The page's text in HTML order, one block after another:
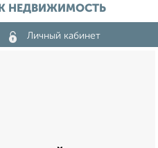
НЕДВИЖИМОСТЬ
Личный кабинет